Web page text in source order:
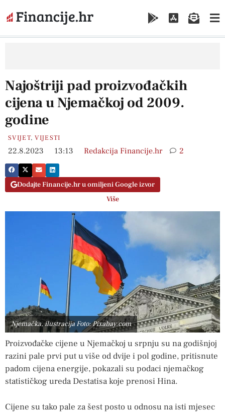
Najoštriji pad proizvođačkih
cijena u Njemačkoj od 2009.
godine
SVIJET,VIJESTI
22.8.2023 13:13 Redakcija Financije.hr 2
Dodajte Financije.hr u omiljeni Google izvor
Više
Njemačka, ilustracija Foto: Pixabay.com
Proizvođačke cijene u Njemačkoj u srpnju su na godišnjoj
razini pale prvi put u više od dvije i pol godine, pritisnute
padom cijena energije, pokazali su podaci njemačkog
statističkog ureda Destatisa koje prenosi Hina.
Cijene su tako pale za šest posto u odnosu na isti mjesec